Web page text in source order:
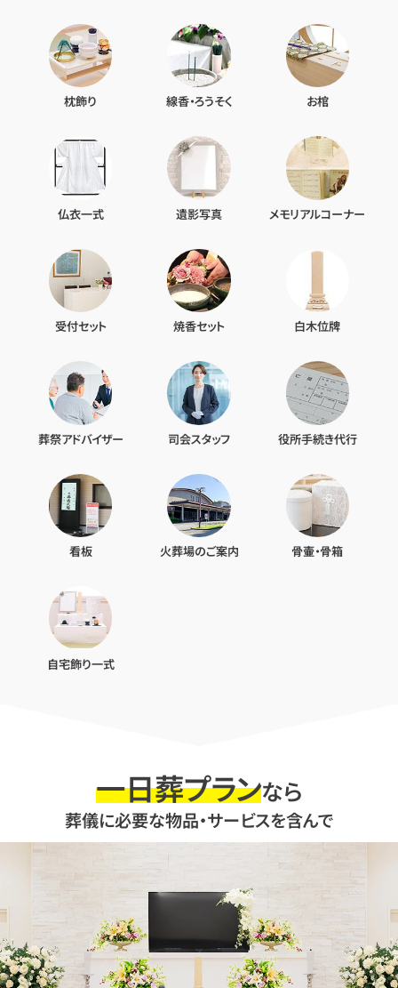
枕飾り 線香・ろうそく お棺
仏衣一式 遺影写真 メモリアルコーナー
受付セット 焼香セット 白木位牌
葬祭アドバイザー 司会スタッフ 役所手続き代行
看板 火葬場のご案内 骨壷・骨箱
自宅飾り一式
一日葬プランなら
葬儀に必要な物品・サービスを含んで